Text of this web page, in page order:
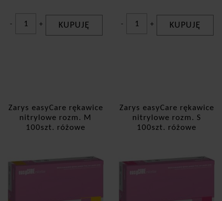
- + KUPUJĘ - + KUPUJĘ
Zarys easyCare rękawice
nitrylowe rozm. M
100szt. różowe
Zarys easyCare rękawice
nitrylowe rozm. S
100szt. różowe